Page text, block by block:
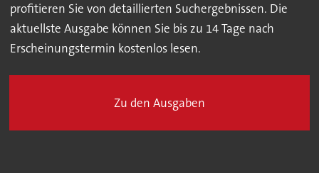
profitieren Sie von detaillierten Suchergebnissen. Die
aktuellste Ausgabe können Sie bis zu 14 Tage nach
Erscheinungstermin kostenlos lesen.
Zu den Ausgaben